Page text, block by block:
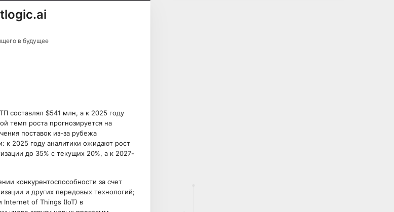
в будущее
составлял $541 млн, а к 2025 году
темп роста прогнозируется на
поставок из-за рубежа
к 2025 году аналитики ожидают рост
до 35% с текущих 20%, а к 2027-
конкурентоспособности за счет
и других передовых технологий;
Internet of Things (IoT) в